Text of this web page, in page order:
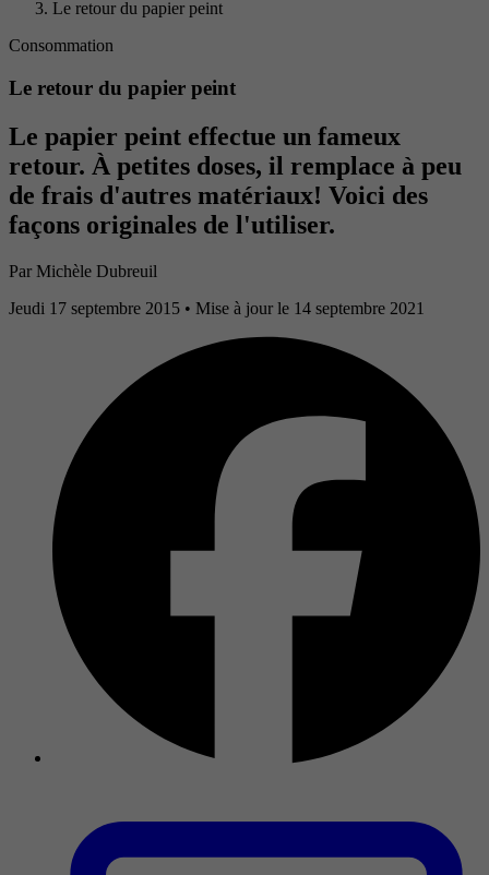
Le retour du papier peint
Consommation
Le retour du papier peint
Le papier peint effectue un fameux
retour. À petites doses, il remplace à peu
de frais d'autres matériaux! Voici des
façons originales de l'utiliser.
Par Michèle Dubreuil
Jeudi 17 septembre 2015 • Mise à jour le 14 septembre 2021